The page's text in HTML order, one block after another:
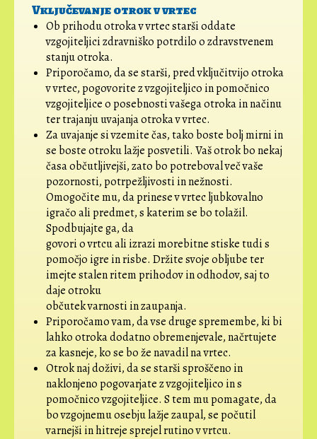
Vključevanje otrok v vrtec
Ob prihodu otroka v vrtec starši oddate
vzgojiteljici zdravniško potrdilo o zdravstvenem
stanju otroka.
Priporočamo, da se starši, pred vključitvijo otroka
v vrtec, pogovorite z vzgojiteljico in pomočnico
vzgojiteljice o posebnosti vašega otroka in načinu
ter trajanju uvajanja otroka v vrtec.
Za uvajanje si vzemite čas, tako boste bolj mirni in
se boste otroku lažje posvetili. Vaš otrok bo nekaj
časa občutljivejši, zato bo potreboval več vaše
pozornosti, potrpežljivosti in nežnosti.
Omogočite mu, da prinese v vrtec ljubkovalno
igračo ali predmet, s katerim se bo tolažil.
Spodbujajte ga, da
govori o vrtcu ali izrazi morebitne stiske tudi s
pomočjo igre in risbe. Držite svoje obljube ter
imejte stalen ritem prihodov in odhodov, saj to
daje otroku
občutek varnosti in zaupanja.
Priporočamo vam, da vse druge spremembe, ki bi
lahko otroka dodatno obremenjevale, načrtujete
za kasneje, ko se bo že navadil na vrtec.
Otrok naj doživi, da se starši sproščeno in
naklonjeno pogovarjate z vzgojiteljico in s
pomočnico vzgojiteljice. S tem mu pomagate, da
bo vzgojnemu osebju lažje zaupal, se počutil
varnejši in hitreje sprejel rutino v vrtcu.